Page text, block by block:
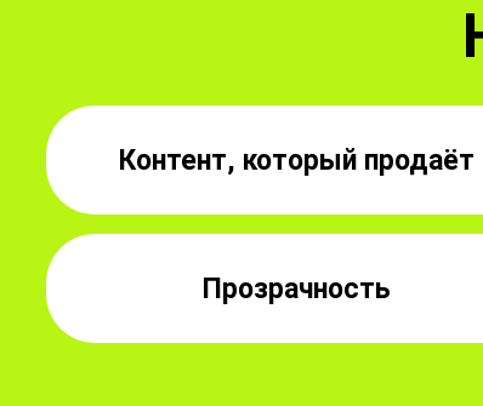
Контент, который продаёт
Прозрачность